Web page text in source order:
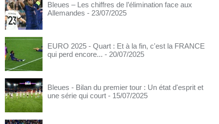
Bleues – Les chiffres de l’élimination face aux
Allemandes - 23/07/2025
EURO 2025 - Quart : Et à la fin, c'est la FRANCE
qui perd encore... - 20/07/2025
Bleues - Bilan du premier tour : Un état d'esprit et
une série qui court - 15/07/2025